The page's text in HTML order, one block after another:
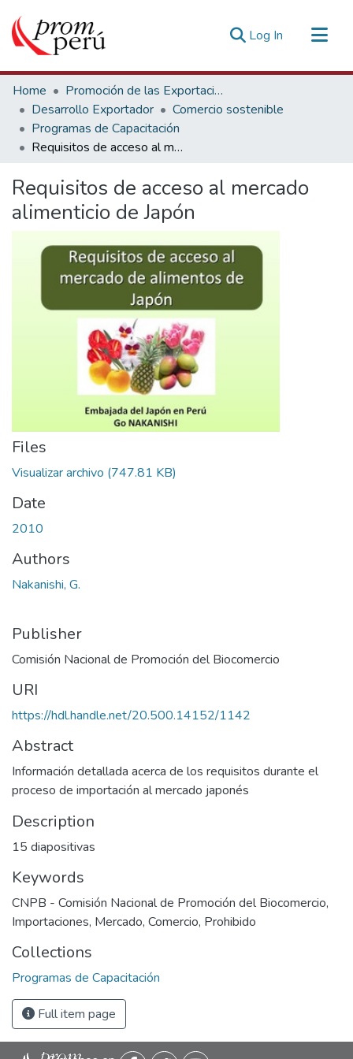
Log In (current)
Communities & Collections
All of DSpace
Statistics
Estadísticas Externas
Home
Promoción de las Exportaciones
Desarrollo Exportador
Comercio sostenible
Programas de Capacitación
Requisitos de acceso al mercado alimenticio de Japón
Requisitos de acceso al mercado
alimenticio de Japón
Files
Visualizar archivo (747.81 KB)
Date
2010
Authors
Nakanishi, G.
Publisher
Comisión Nacional de Promoción del Biocomercio
URI
https://hdl.handle.net/20.500.14152/1142
Abstract
Información detallada acerca de los requisitos durante el
proceso de importación al mercado japonés
Description
15 diapositivas
Keywords
CNPB - Comisión Nacional de Promoción del Biocomercio,
Importaciones, Mercado, Comercio, Prohibido
Collections
Programas de Capacitación
Full item page